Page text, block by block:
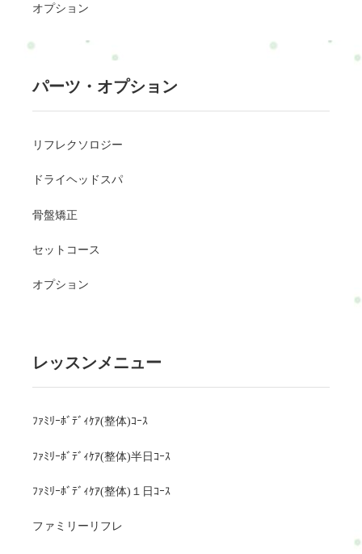
オプション
パーツ・オプション
リフレクソロジー
ドライヘッドスパ
骨盤矯正
セットコース
オプション
レッスンメニュー
ﾌｧﾐﾘｰﾎﾞﾃﾞｨｹｱ(整体)ｺｰｽ
ﾌｧﾐﾘｰﾎﾞﾃﾞｨｹｱ(整体)半日ｺｰｽ
ﾌｧﾐﾘｰﾎﾞﾃﾞｨｹｱ(整体)１日ｺｰｽ
ファミリーリフレ